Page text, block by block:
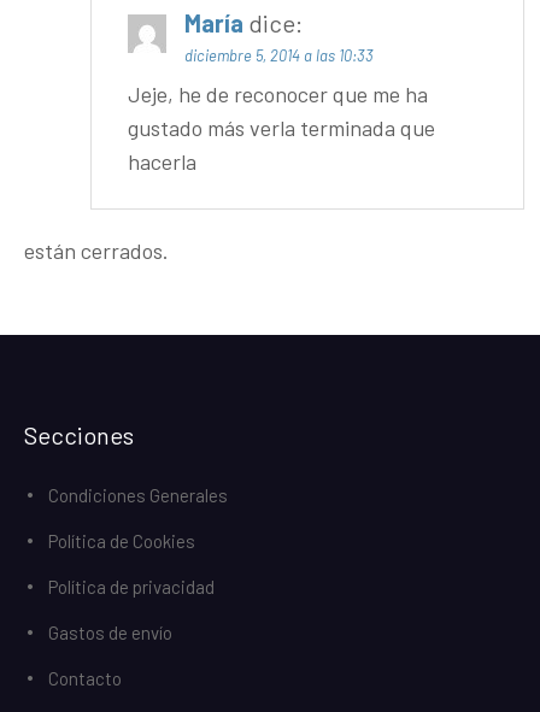
María dice:
diciembre 5, 2014 a las 10:33
Jeje, he de reconocer que me ha
gustado más verla terminada que
hacerla
están cerrados.
Secciones
Condiciones Generales
Política de Cookies
Política de privacidad
Gastos de envío
Contacto